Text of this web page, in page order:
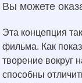
Вы можете
Эта концепция
фильма. Как
творение вокруг
способны